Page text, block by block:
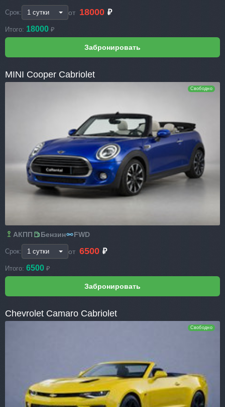
Срок: от 18000 ₽
Итого: 18000 ₽
MINI Cooper Cabriolet
Свободно
АКПП Бензин FWD
Срок: от 6500 ₽
Итого: 6500 ₽
Chevrolet Camaro Cabriolet
Свободно